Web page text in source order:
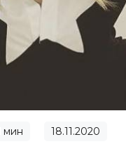
мин 18.11.2020